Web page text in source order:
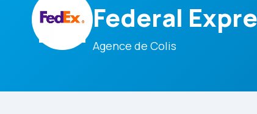
Federal
Agence de Colis